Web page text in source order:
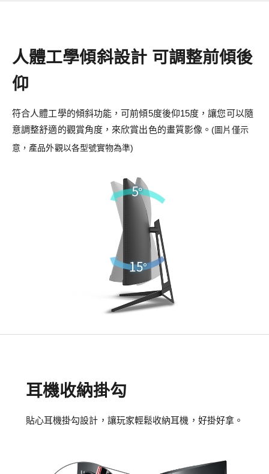
人體工學傾斜設計 可調整前傾後
仰
符合人體工學的傾斜功能，可前傾5度後仰15度，讓您可以隨
意調整舒適的觀賞角度，來欣賞出色的畫質影像。(圖片僅示
意，產品外觀以各型號實物為準)
耳機收納掛勾
貼心耳機掛勾設計，讓玩家輕鬆收納耳機，好掛好拿。